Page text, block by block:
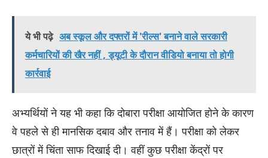
ये भी पढ़े अब स्कूल और दफ्तरों में 'रील्स' बनाने वाले सरकारी
कर्मचारियों की खैर नहीं , ड्यूटी के दौरान वीडियो बनाया तो होगी
कार्रवाई
अभ्यर्थियों ने यह भी कहा कि दोबारा परीक्षा आयोजित होने के कारण
वे पहले से ही मानसिक दबाव और तनाव में हैं। परीक्षा को लेकर
छात्रों में चिंता साफ दिखाई दी। वहीं कुछ परीक्षा केंद्रों पर